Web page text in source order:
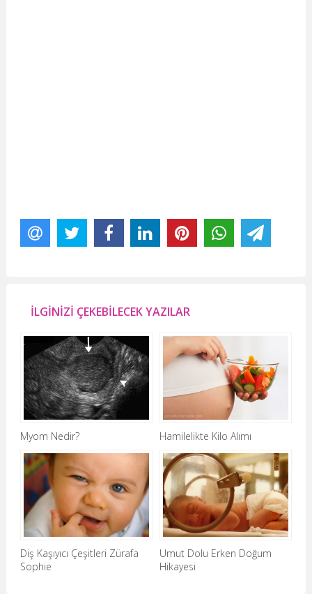
İLGİNİZİ ÇEKEBİLECEK YAZILAR
Myom Nedir? Hamilelikte Kilo Alımı
Diş Kaşıyıcı Çeşitleri Zürafa
Sophie
Umut Dolu Erken Doğum
Hikayesi